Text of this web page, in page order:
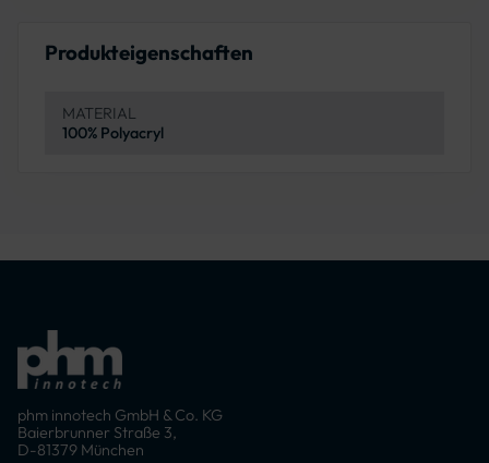
Produkteigenschaften
MATERIAL
100% Polyacryl
phm innotech GmbH & Co. KG
Baierbrunner Straße 3,
D-81379 München